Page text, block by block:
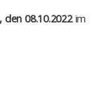
08.10.2022im